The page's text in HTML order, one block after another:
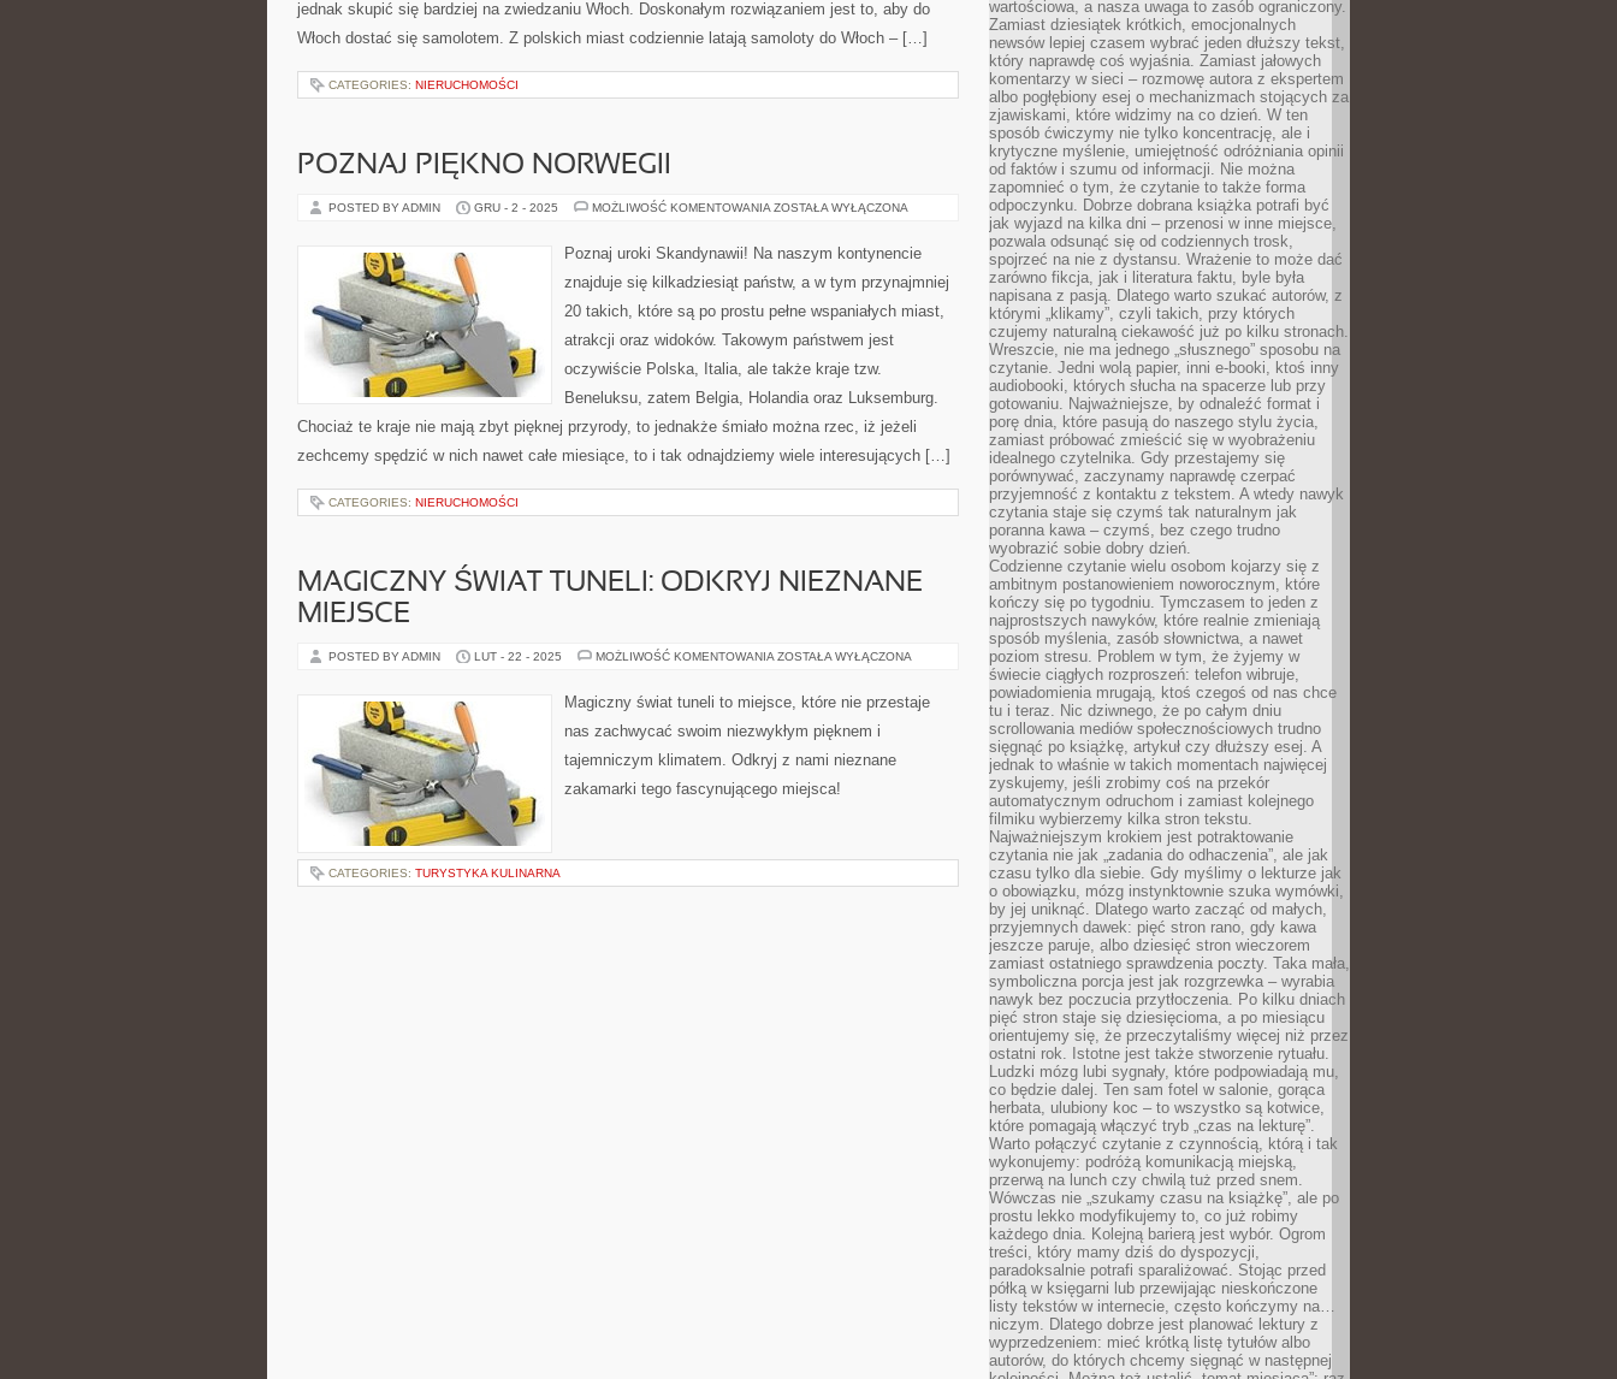
jednak skupić się bardziej na zwiedzaniu Włoch. Doskonałym rozwiązaniem jest to, aby do
Włoch dostać się samolotem. Z polskich miast codziennie latają samoloty do Włoch – […]
CATEGORIES: NIERUCHOMOŚCI
POZNAJ PIĘKNO NORWEGII
POSTED BY ADMIN GRU - 2 - 2025 MOŻLIWOŚĆ KOMENTOWANIA POZNAJ
ZOSTAŁA WYŁĄCZONA
Poznaj uroki Skandynawii! Na naszym kontynencie
znajduje się kilkadziesiąt państw, a w tym przynajmniej
20 takich, które są po prostu pełne wspaniałych miast,
atrakcji oraz widoków. Takowym państwem jest
oczywiście Polska, Italia, ale także kraje tzw.
Beneluksu, zatem Belgia, Holandia oraz Luksemburg.
Chociaż te kraje nie mają zbyt pięknej przyrody, to jednakże śmiało można rzec, iż jeżeli
zechcemy spędzić w nich nawet całe miesiące, to i tak odnajdziemy wiele interesujących […]
CATEGORIES: NIERUCHOMOŚCI
MAGICZNY ŚWIAT TUNELI: ODKRYJ NIEZNANE
MIEJSCE
POSTED BY ADMIN LUT - 22 - 2025 MOŻLIWOŚĆ KOMENTOWANIA MAGICZNY
ODKRYJ
NIEZNANE
ZOSTAŁA WYŁĄCZONA
Magiczny świat tuneli to miejsce, które nie przestaje
nas zachwycać swoim niezwykłym pięknem i
tajemniczym klimatem. Odkryj z nami nieznane
zakamarki tego fascynującego miejsca!
CATEGORIES: TURYSTYKA KULINARNA
wartościowa, a nasza uwaga to zasób ograniczony.
Zamiast dziesiątek krótkich, emocjonalnych
newsów lepiej czasem wybrać jeden dłuższy tekst,
który naprawdę coś wyjaśnia. Zamiast jałowych
komentarzy w sieci – rozmowę autora z ekspertem
albo pogłębiony esej o mechanizmach stojących za
zjawiskami, które widzimy na co dzień. W ten
sposób ćwiczymy nie tylko koncentrację, ale i
krytyczne myślenie, umiejętność odróżniania opinii
od faktów i szumu od informacji. Nie można
zapomnieć o tym, że czytanie to także forma
odpoczynku. Dobrze dobrana książka potrafi być
jak wyjazd na kilka dni – przenosi w inne miejsce,
pozwala odsunąć się od codziennych trosk,
spojrzeć na nie z dystansu. Wrażenie to może dać
zarówno fikcja, jak i literatura faktu, byle była
napisana z pasją. Dlatego warto szukać autorów, z
którymi „klikamy”, czyli takich, przy których
czujemy naturalną ciekawość już po kilku stronach.
Wreszcie, nie ma jednego „słusznego” sposobu na
czytanie. Jedni wolą papier, inni e-booki, ktoś inny
audiobooki, których słucha na spacerze lub przy
gotowaniu. Najważniejsze, by odnaleźć format i
porę dnia, które pasują do naszego stylu życia,
zamiast próbować zmieścić się w wyobrażeniu
idealnego czytelnika. Gdy przestajemy się
porównywać, zaczynamy naprawdę czerpać
przyjemność z kontaktu z tekstem. A wtedy nawyk
czytania staje się czymś tak naturalnym jak
poranna kawa – czymś, bez czego trudno
wyobrazić sobie dobry dzień.
Codzienne czytanie wielu osobom kojarzy się z
ambitnym postanowieniem noworocznym, które
kończy się po tygodniu. Tymczasem to jeden z
najprostszych nawyków, które realnie zmieniają
sposób myślenia, zasób słownictwa, a nawet
poziom stresu. Problem w tym, że żyjemy w
świecie ciągłych rozproszeń: telefon wibruje,
powiadomienia mrugają, ktoś czegoś od nas chce
tu i teraz. Nic dziwnego, że po całym dniu
scrollowania mediów społecznościowych trudno
sięgnąć po książkę, artykuł czy dłuższy esej. A
jednak to właśnie w takich momentach najwięcej
zyskujemy, jeśli zrobimy coś na przekór
automatycznym odruchom i zamiast kolejnego
filmiku wybierzemy kilka stron tekstu.
Najważniejszym krokiem jest potraktowanie
czytania nie jak „zadania do odhaczenia”, ale jak
czasu tylko dla siebie. Gdy myślimy o lekturze jak
o obowiązku, mózg instynktownie szuka wymówki,
by jej uniknąć. Dlatego warto zacząć od małych,
przyjemnych dawek: pięć stron rano, gdy kawa
jeszcze paruje, albo dziesięć stron wieczorem
zamiast ostatniego sprawdzenia poczty. Taka mała,
symboliczna porcja jest jak rozgrzewka – wyrabia
nawyk bez poczucia przytłoczenia. Po kilku dniach
pięć stron staje się dziesięcioma, a po miesiącu
orientujemy się, że przeczytaliśmy więcej niż przez
ostatni rok. Istotne jest także stworzenie rytuału.
Ludzki mózg lubi sygnały, które podpowiadają mu,
co będzie dalej. Ten sam fotel w salonie, gorąca
herbata, ulubiony koc – to wszystko są kotwice,
które pomagają włączyć tryb „czas na lekturę”.
Warto połączyć czytanie z czynnością, którą i tak
wykonujemy: podróżą komunikacją miejską,
przerwą na lunch czy chwilą tuż przed snem.
Wówczas nie „szukamy czasu na książkę”, ale po
prostu lekko modyfikujemy to, co już robimy
każdego dnia. Kolejną barierą jest wybór. Ogrom
treści, który mamy dziś do dyspozycji,
paradoksalnie potrafi sparaliżować. Stojąc przed
półką w księgarni lub przewijając nieskończone
listy tekstów w internecie, często kończymy na…
niczym. Dlatego dobrze jest planować lektury z
wyprzedzeniem: mieć krótką listę tytułów albo
autorów, do których chcemy sięgnąć w następnej